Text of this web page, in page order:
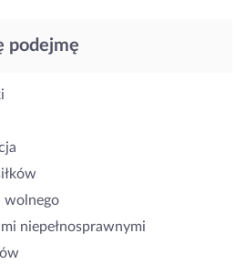
podejmę
wolnego
niepełnosprawnymi